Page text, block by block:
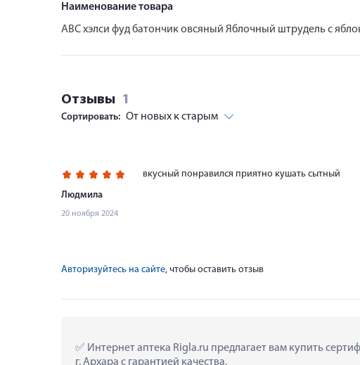
Наименование товара
АВС хэлси фуд батончик овсяный Яблочный штрудель с
Отзывы 1
Сортировать: От новых к старым
Людмила
20 ноября 2024
вкусный понравился приятно кушать сытный
Авторизуйтесь на сайте, чтобы оставить отзыв
Интернет аптека Rigla.ru предлагает вам купить
г. Архара с гарантией качества.